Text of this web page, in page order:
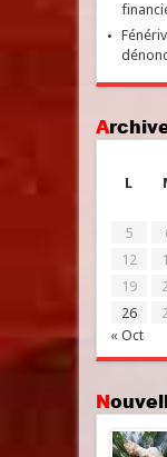
L
« Oct
5
12
19
26